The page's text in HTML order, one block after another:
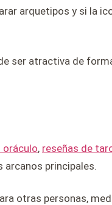
arquetipos y si la
ser atractiva de
oráculo, reseñas de
arcanos principales.
otras personas,